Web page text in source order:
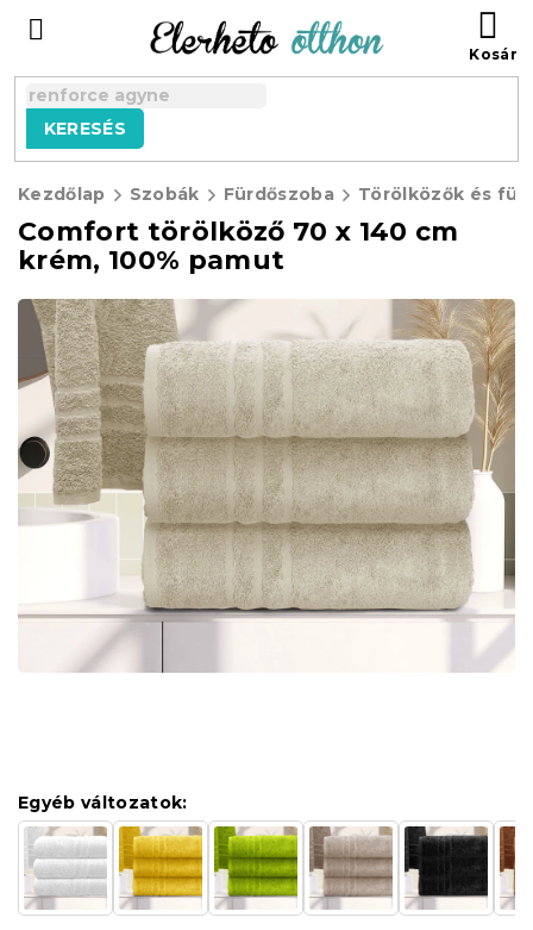
tartalomhoz
KERESÉS
Kezdőlap Szobák Fürdőszoba Törölközők és
Comfort törölköző 70 x 140 cm
krém, 100% pamut
Egyéb változatok: